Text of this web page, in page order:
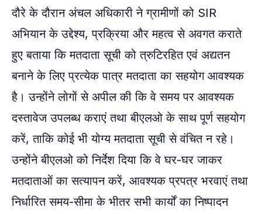
दौरे के दौरान अंचल अधिकारी ने ग्रामीणों को SIR
अभियान के उद्देश्य, प्रक्रिया और महत्व से अवगत कराते
हुए बताया कि मतदाता सूची को त्रुटिरहित एवं अद्यतन
बनाने के लिए प्रत्येक पात्र मतदाता का सहयोग आवश्यक
है। उन्होंने लोगों से अपील की कि वे समय पर आवश्यक
दस्तावेज उपलब्ध कराएं तथा बीएलओ के साथ पूर्ण सहयोग
करें, ताकि कोई भी योग्य मतदाता सूची से वंचित न रहे।
उन्होंने बीएलओ को निर्देश दिया कि वे घर-घर जाकर
मतदाताओं का सत्यापन करें, आवश्यक प्रपत्र भरवाएं तथा
निर्धारित समय-सीमा के भीतर सभी कार्यों का निष्पादन